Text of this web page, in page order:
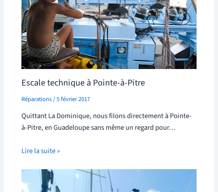
Escale technique à Pointe-à-Pitre
Réparations/5 février 2017
Quittant La Dominique, nous filons directement à Pointe-
à-Pitre, en Guadeloupe sans même un regard pour…
Lire la suite »